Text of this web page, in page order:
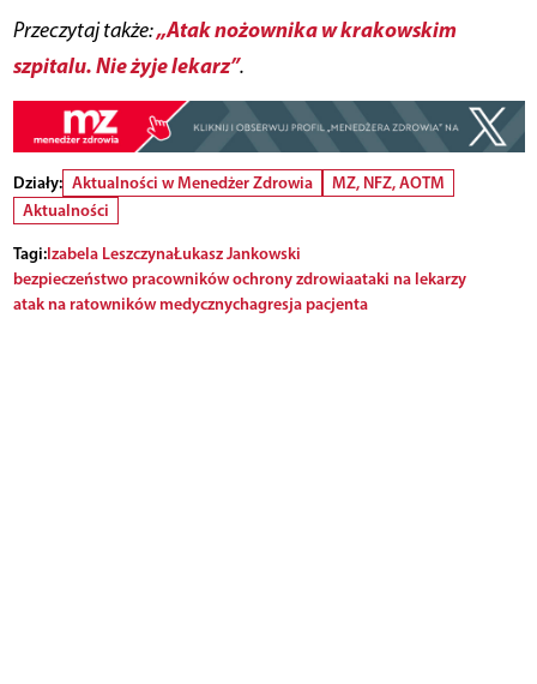
Przeczytaj także:„Atak nożownika w krakowskim
szpitalu. Nie żyje lekarz”.
Działy: Aktualności w Menedżer Zdrowia
MZ, NFZ, AOTM
Aktualności
Tagi:Izabela LeszczynaŁukasz Jankowski
bezpieczeństwo pracowników ochrony zdrowiaataki na lekarzy
atak na ratowników medycznychagresja pacjenta